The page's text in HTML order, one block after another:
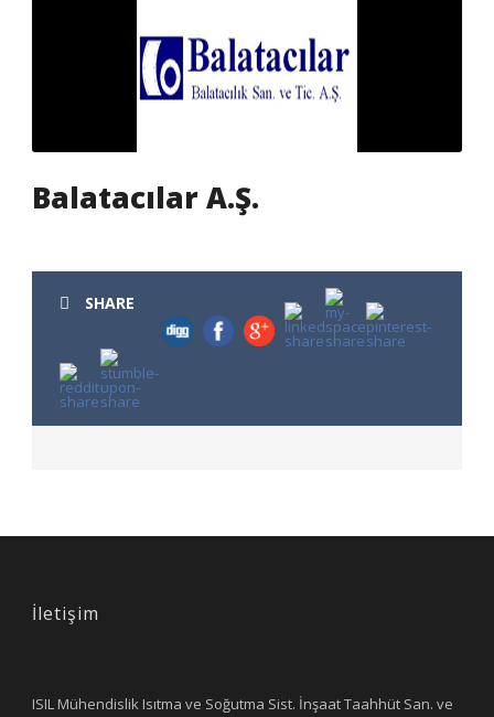
Balatacılar A.Ş.
SHARE
İletişim
ISIL Mühendislik Isıtma ve Soğutma Sist. İnşaat Taahhüt San. ve